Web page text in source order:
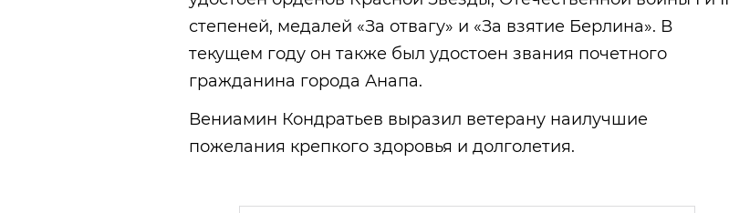
степеней, медалей «За отвагу» и «За взятие Берлина». В
текущем году он также был удостоен звания почетного
гражданина города Анапа.
Вениамин Кондратьев выразил ветерану наилучшие
пожелания крепкого здоровья и долголетия.